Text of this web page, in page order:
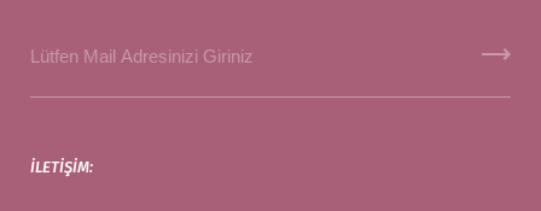
İLETIŞIM: